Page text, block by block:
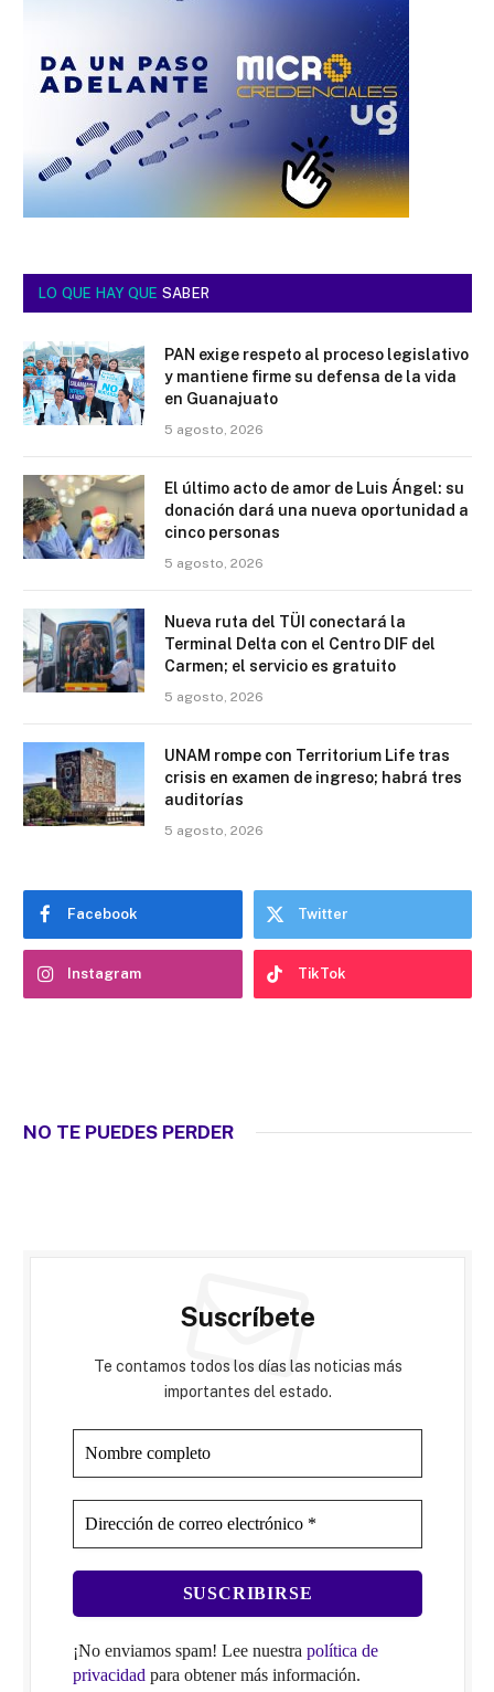
LO QUE HAY QUE SABER
PAN exige respeto al proceso legislativo
y mantiene firme su defensa de la vida
en Guanajuato
5 agosto, 2026
El último acto de amor de Luis Ángel: su
donación dará una nueva oportunidad a
cinco personas
5 agosto, 2026
Nueva ruta del TÜI conectará la
Terminal Delta con el Centro DIF del
Carmen; el servicio es gratuito
5 agosto, 2026
UNAM rompe con Territorium Life tras
crisis en examen de ingreso; habrá tres
auditorías
5 agosto, 2026
Facebook Twitter
Instagram TikTok
NO TE PUEDES PERDER
Suscríbete
Te contamos todos los días las noticias más
importantes del estado.
¡No enviamos spam! Lee nuestra política de
privacidad para obtener más información.